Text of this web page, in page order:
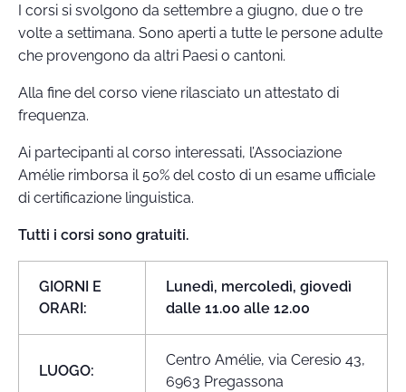
I corsi si svolgono da settembre a giugno, due o tre
volte a settimana. Sono aperti a tutte le persone adulte
che provengono da altri Paesi o cantoni.
Alla fine del corso viene rilasciato un attestato di
frequenza.
Ai partecipanti al corso interessati, l’Associazione
Amélie rimborsa il 50% del costo di un esame ufficiale
di certificazione linguistica.
Tutti i corsi sono gratuiti.
GIORNI E
ORARI:
Lunedì, mercoledì, giovedì
dalle 11.00 alle 12.00
LUOGO:
Centro Amélie, via Ceresio 43,
6963 Pregassona